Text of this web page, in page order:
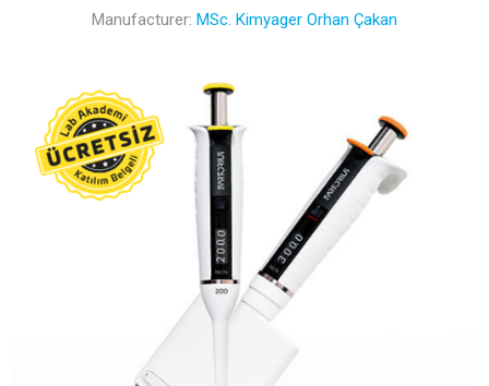
Manufacturer: MSc. Kimyager Orhan Çakan